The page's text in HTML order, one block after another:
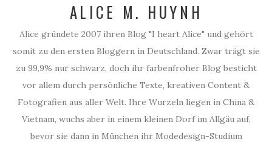
ALICE M. HUYNH
Alice gründete 2007 ihren Blog "I heart Alice" und gehört
somit zu den ersten Bloggern in Deutschland. Zwar trägt sie
zu 99,9% nur schwarz, doch ihr farbenfroher Blog besticht
vor allem durch persönliche Texte, kreativen Content &
Fotografien aus aller Welt. Ihre Wurzeln liegen in China &
Vietnam, wuchs aber in einem kleinen Dorf im Allgäu auf,
bevor sie dann in München ihr Modedesign-Studium